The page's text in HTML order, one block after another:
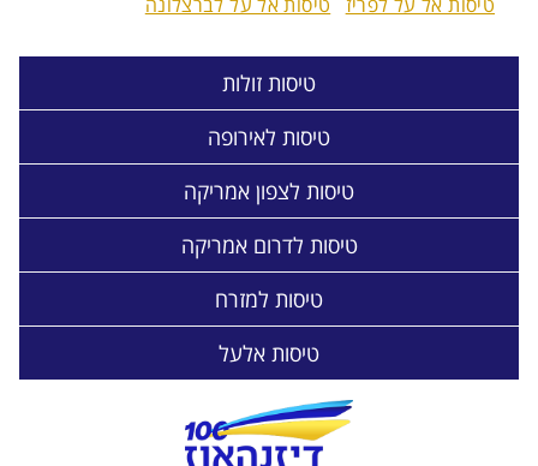
טיסות זולות
טיסות לאירופה
טיסות לצפון אמריקה
טיסות לדרום אמריקה
טיסות למזרח
טיסות אלעל